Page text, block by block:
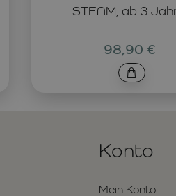
STEAM, ab 3
98,90 €
Konto
Mein Konto